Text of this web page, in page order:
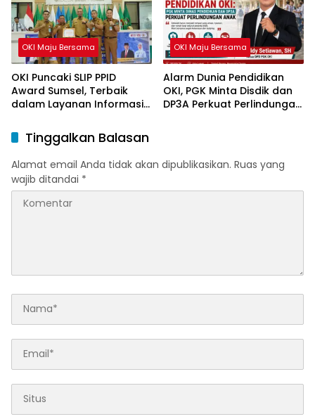
OKI Maju Bersama
OKI Puncaki SLIP PPID
Award Sumsel, Terbaik
dalam Layanan Informasi
OKI Maju Bersama
Alarm Dunia Pendidikan
OKI, PGK Minta Disdik dan
DP3A Perkuat Perlindungan
Tinggalkan Balasan
Alamat email Anda tidak akan dipublikasikan. Ruas yang
wajib ditandai *